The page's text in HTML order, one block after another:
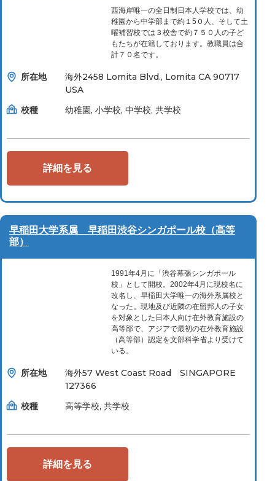
西海岸唯一の全日制日本人学校では、幼
稚園から中学部まで約１5０人、そして土
曜補習校では３校舎で約７５０人の子ど
もたちが在籍しております。教職員は合
計７０名です。
所在地
海外2458 Lomita Blvd., Lomita CA 90717
USA
校種
幼稚園, 小学校, 中学校, 共学校
詳細を見る
早稲田大学系属 早稲田渋谷シンガポール校（高等
部）
1991年4月に「渋谷幕張シンガポール
校」として開校。2002年4月に現校名に
改名し、早稲田大学唯一の海外系属校と
なった。現地及び近隣の在留邦人の子女
を対象とした日本人向け在外教育施設の
高等部で、アジアで最初の在外教育施設
（高等部）認定を文部科学省より受けて
いる。
所在地
海外57 West Coast Road SINGAPORE
127366
校種
高等学校, 共学校
詳細を見る